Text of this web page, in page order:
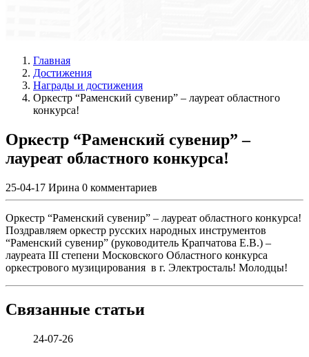
Главная
Достижения
Награды и достижения
Оркестр “Раменский сувенир” – лауреат областного
конкурса!
Оркестр “Раменский сувенир” –
лауреат областного конкурса!
25-04-17 Ирина 0 комментариев
Оркестр “Раменский сувенир” – лауреат областного конкурса!
Поздравляем оркестр русских народных инструментов
“Раменский сувенир” (руководитель Крапчатова Е.В.) –
лауреата III степени Московского Областного конкурса
оркестрового музицирования в г. Электросталь! Молодцы!
Связанные статьи
24-07-26